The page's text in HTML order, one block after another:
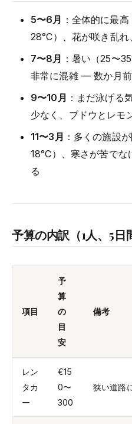
5〜6月 ：全体的に最
28°C）、花が咲き乱
7〜8月 ：暑い（25〜
非常に混雑 — 数か月
9〜10月 ：まだ泳げる
少なく、ブドウとレモ
11〜3月 ：多くの施設
18°C）、寒さが苦で
る
予算の内訳（1人、5日
項目
予
算
の
目
安
備考
レン
タカ
ー
€15
0〜
300
狭い道路